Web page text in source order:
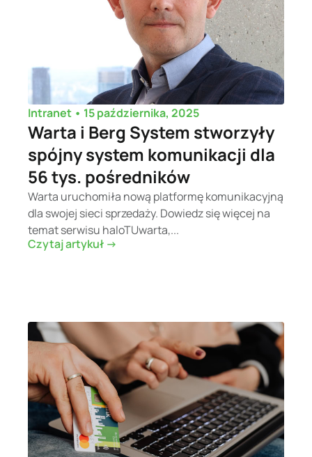
Intranet • 15 października, 2025
Warta i Berg System stworzyły
spójny system komunikacji dla
56 tys. pośredników
Warta uruchomiła nową platformę komunikacyjną
dla swojej sieci sprzedaży. Dowiedz się więcej na
temat serwisu haloTUwarta,...
Czytaj artykuł ->